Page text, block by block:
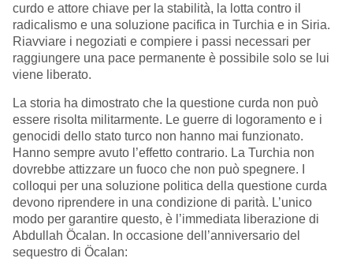
curdo e attore chiave per la stabilità, la lotta contro il
radicalismo e una soluzione pacifica in Turchia e in Siria.
Riavviare i negoziati e compiere i passi necessari per
raggiungere una pace permanente è possibile solo se lui
viene liberato.
La storia ha dimostrato che la questione curda non può
essere risolta militarmente. Le guerre di logoramento e i
genocidi dello stato turco non hanno mai funzionato.
Hanno sempre avuto l’effetto contrario. La Turchia non
dovrebbe attizzare un fuoco che non può spegnere. I
colloqui per una soluzione politica della questione curda
devono riprendere in una condizione di parità. L’unico
modo per garantire questo, è l’immediata liberazione di
Abdullah Öcalan. In occasione dell’anniversario del
sequestro di Öcalan: